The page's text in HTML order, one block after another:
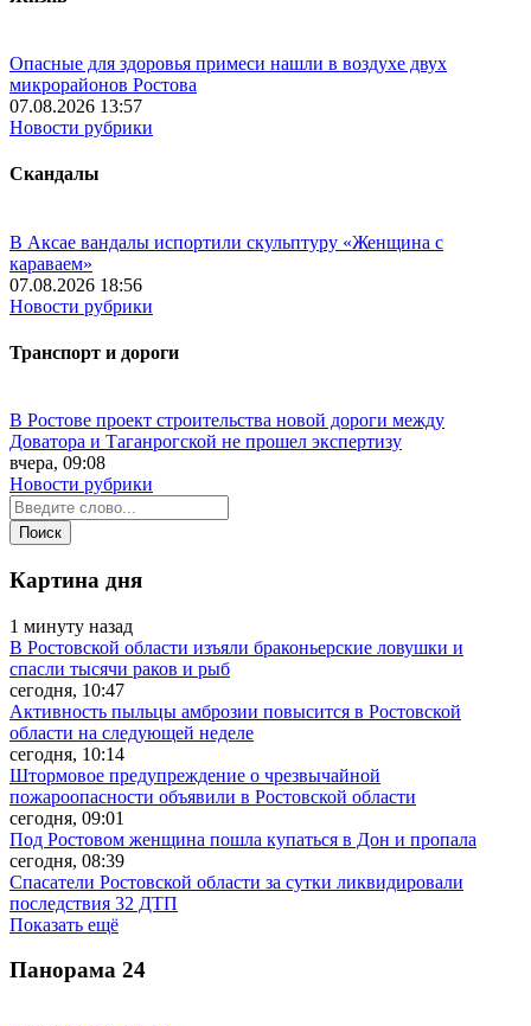
Опасные для здоровья примеси нашли в воздухе двух
микрорайонов Ростова
07.08.2026 13:57
Новости рубрики
Скандалы
В Аксае вандалы испортили скульптуру «Женщина с
караваем»
07.08.2026 18:56
Новости рубрики
Транспорт и дороги
В Ростове проект строительства новой дороги между
Доватора и Таганрогской не прошел экспертизу
вчера, 09:08
Новости рубрики
Картина дня
1 минуту назад
В Ростовской области изъяли браконьерские ловушки и
спасли тысячи раков и рыб
сегодня, 10:47
Активность пыльцы амброзии повысится в Ростовской
области на следующей неделе
сегодня, 10:14
Штормовое предупреждение о чрезвычайной
пожароопасности объявили в Ростовской области
сегодня, 09:01
Под Ростовом женщина пошла купаться в Дон и пропала
сегодня, 08:39
Спасатели Ростовской области за сутки ликвидировали
последствия 32 ДТП
Показать ещё
Панорама 24